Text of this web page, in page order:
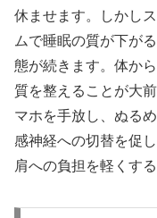
休ませます。しかし
ムで睡眠の質が下が
態が続きます。体か
質を整えることが大
マホを手放し、ぬる
感神経への切替を促
肩への負担を軽くす